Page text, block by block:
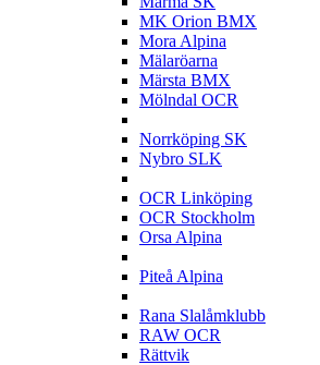
MK Orion BMX
Mora Alpina
Mälaröarna
Märsta BMX
Mölndal OCR
Norrköping SK
Nybro SLK
OCR Linköping
OCR Stockholm
Orsa Alpina
Piteå Alpina
Rana Slalåmklubb
RAW OCR
Rättvik